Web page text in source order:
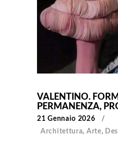
VALENTINO.
PERMANENZA,
21 Gennaio 2026
Architettura, Arte,